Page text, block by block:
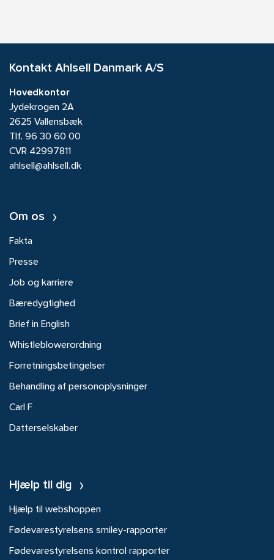
Kontakt Ahlsell Danmark A/S
Hovedkontor
Jydekrogen 2A
2625 Vallensbæk
Tlf. 96 30 60 00
CVR 42997811
ahlsell@ahlsell.dk
Om os
Fakta
Presse
Job og karriere
Bæredygtighed
Brief in English
Whistleblowerordning
Forretningsbetingelser
Behandling af personoplysninger
Carl F
Datterselskaber
Hjælp til dig
Hjælp til webshoppen
Fødevarestyrelsens smiley-rapporter
Fødevarestyrelsens kontrol rapporter